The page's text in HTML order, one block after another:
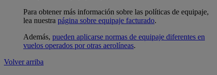
Para obtener más información sobre las políticas de equipaje,
lea nuestra página sobre equipaje facturado.
Además, pueden aplicarse normas de equipaje diferentes en
vuelos operados por otras aerolíneas.
Volver arriba